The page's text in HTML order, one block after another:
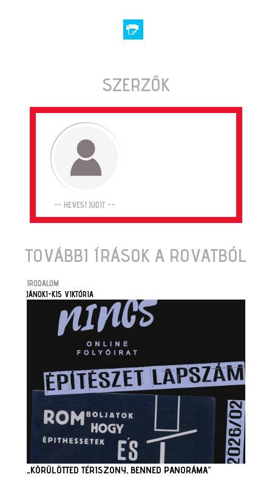
SZERZŐK
-- HEVESI JUDIT --
TOVÁBBI ÍRÁSOK A ROVATBÓL
IRODALOM
JÁNOKI-KIS VIKTÓRIA
„KÖRÜLÖTTED TÉRISZONY, BENNED PANORÁMA”